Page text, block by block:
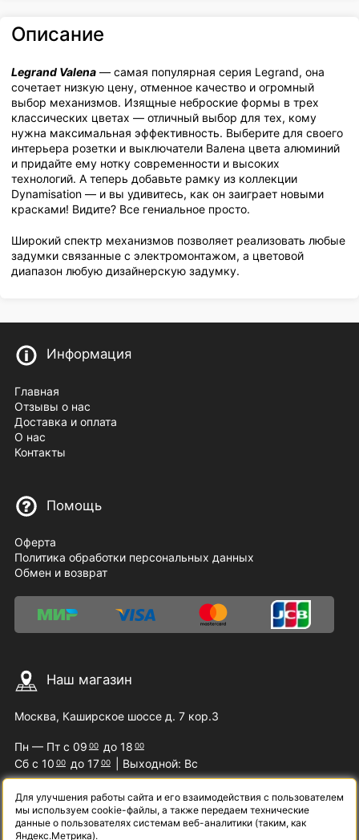
Описание
Legrand Valena — самая популярная серия Legrand, она
сочетает низкую цену, отменное качество и огромный
выбор механизмов. Изящные неброские формы в трех
классических цветах — отличный выбор для тех, кому
нужна максимальная эффективность. Выберите для своего
интерьера розетки и выключатели Валена цвета алюминий
и придайте ему нотку современности и высоких
технологий. А теперь добавьте рамку из коллекции
Dynamisation — и вы удивитесь, как он заиграет новыми
красками! Видите? Все гениальное просто.
Широкий спектр механизмов позволяет реализовать любые
задумки связанные с электромонтажом, а цветовой
диапазон любую дизайнерскую задумку.
Информация
Главная
Отзывы о нас
Доставка и оплата
О нас
Контакты
Помощь
Оферта
Политика обработки персональных данных
Обмен и возврат
Наш магазин
Москва, Каширское шоссе д. 7 кор.3
Пн — Пт с 09 00 до 18 00
Сб с 10 00 до 1700 | Выходной: Вс
Наши контакты
Для улучшения работы сайта и его взаимодействия с пользователем
мы используем cookie-файлы, а также передаем технические
данные о пользователях системам веб-аналитики (таким, как
Яндекс.Метрика).